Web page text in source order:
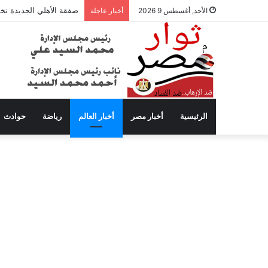
الأحد, أغسطس 9 2026 أخبار عاجلة صفقة الأهلي الجديدة
الرئيسية أخبار مصر أخبار العالم رياضة حوادث